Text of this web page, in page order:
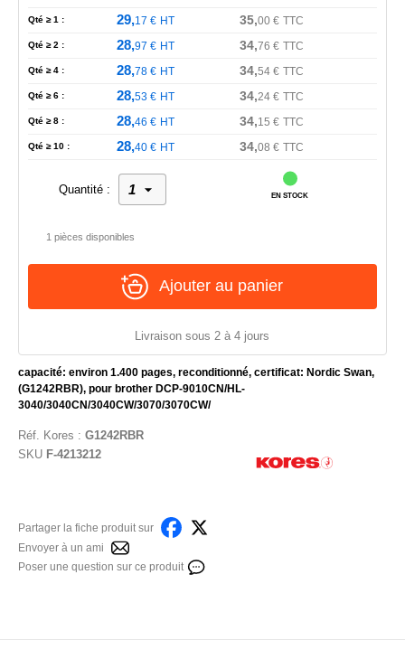
capacité: environ 1.400 pages, reconditionné, certificat: Nordic Swan,
(G1242RBR), pour brother DCP-9010CN/HL-
3040/3040CN/3040CW/3070/3070CW/
Réf. Kores : G1242RBR
SKU F-4213212
Partager la fiche produit sur
Envoyer à un ami
Poser une question sur ce produit
Qté ≥ 1 : 29,17 € HT 35,00€ TTC
Qté ≥ 2 : 28,97 € HT 34,76 € TTC
Qté ≥ 4 : 28,78€ HT 34,54€ TTC
Qté ≥ 6 : 28,53€ HT 34,24€ TTC
Qté ≥ 8 : 28,46 € HT 34,15 € TTC
Qté ≥ 10 : 28,40€ HT 34,08 € TTC
Quantité :
EN STOCK
1 pièces disponibles
Ajouter au panier
Livraison sous 2 à 4 jours